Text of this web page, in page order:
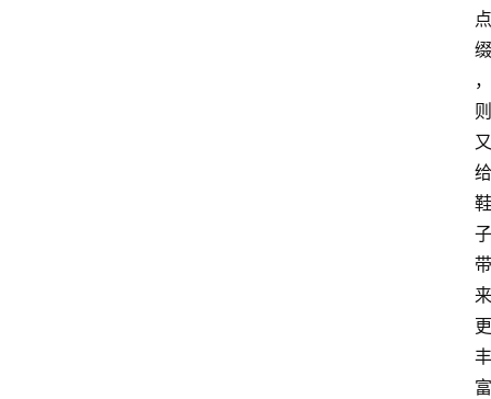
点
缀
，
则
又
给
鞋
子
带
来
更
丰
富